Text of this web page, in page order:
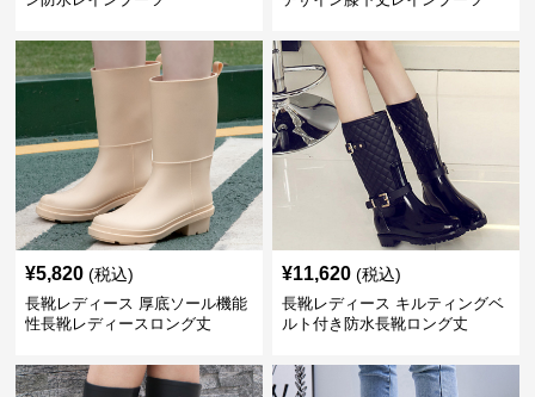
¥5,820 (税込)
長靴レディース 厚底ソール機能
性長靴レディースロング丈
¥11,620 (税込)
長靴レディース キルティングベ
ルト付き防水長靴ロング丈